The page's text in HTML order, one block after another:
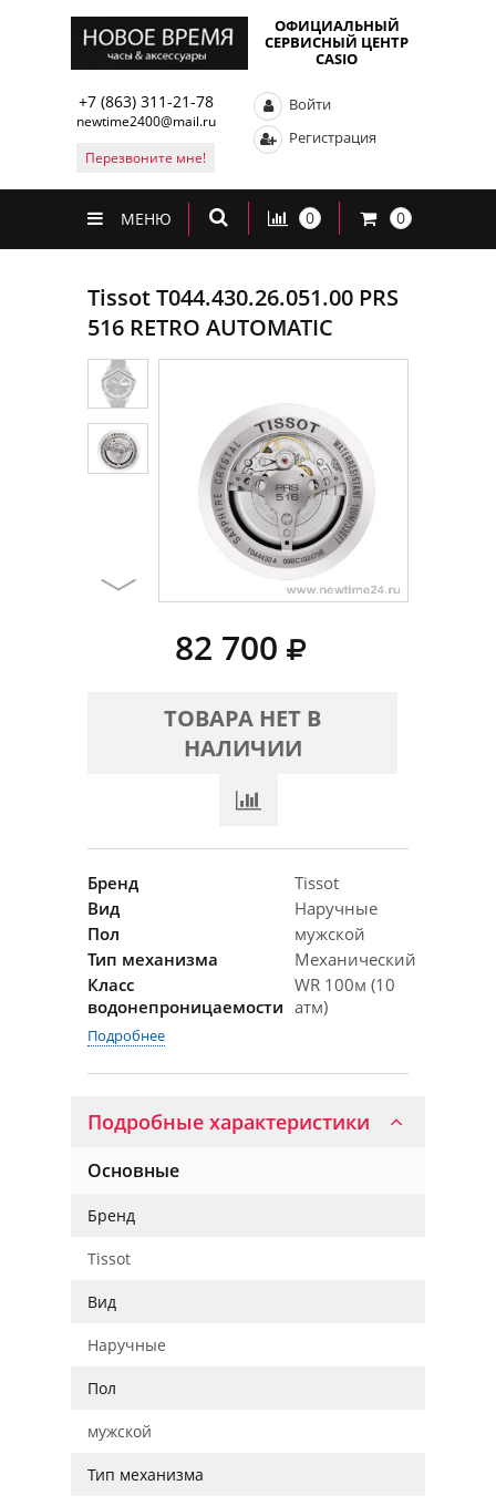
ОФИЦИАЛЬНЫЙ
СЕРВИСНЫЙ ЦЕНТР
CASIO
+7 (863) 311-21-78
newtime2400@mail.ru
Перезвоните мне!
Войти
Регистрация
МЕНЮ 0 0
Tissot T044.430.26.051.00 PRS
516 RETRO AUTOMATIC
82 700
ТОВАРА НЕТ В
НАЛИЧИИ
Бренд
Tissot
Вид
Наручные
Пол
мужской
Тип механизма
Механический
Класс
водонепроницаемости
WR 100м (10
атм)
Подробнее
Подробные характеристики
Основные
Бренд
Tissot
Вид
Наручные
Пол
мужской
Тип механизма